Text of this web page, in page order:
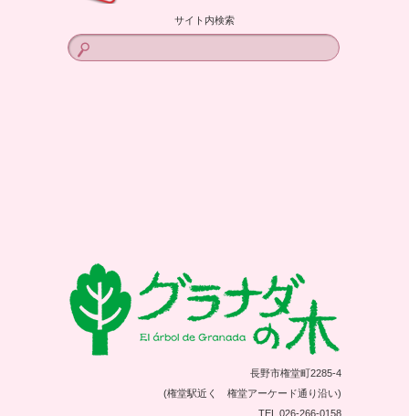
サイト内検索
長野市権堂町2285-4
(権堂駅近く 権堂アーケード通り沿い)
TEL 026-266-0158